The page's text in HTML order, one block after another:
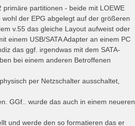
partitionen - beide mit LOEWE
der EPG abgelegt auf der größeren
v.55 das gleiche Layout aufweist oder
einem USB/SATA Adapter an einem PC
das ggf. irgendwas mit dem SATA-
bei einem anderen Betroffenen
per Netzschalter ausschaltet,
GGf.. wurde das auch in einem neueren
und werde den so formatieren das er